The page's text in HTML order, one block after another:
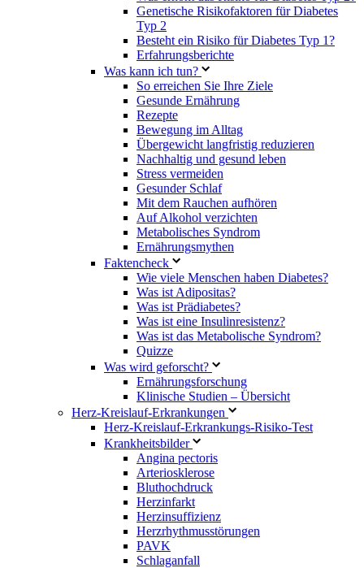
Genetische Risikofaktoren für Diabetes
Typ 2
Besteht ein Risiko für Diabetes Typ 1?
Erfahrungsberichte
Was kann ich tun?
So erreichen Sie Ihre Ziele
Gesunde Ernährung
Rezepte
Bewegung im Alltag
Übergewicht langfristig reduzieren
Nachhaltig und gesund leben
Stress vermeiden
Gesunder Schlaf
Mit dem Rauchen aufhören
Auf Alkohol verzichten
Metabolisches Syndrom
Ernährungsmythen
Faktencheck
Wie viele Menschen haben Diabetes?
Was ist Adipositas?
Was ist Prädiabetes?
Was ist eine Insulinresistenz?
Was ist das Metabolische Syndrom?
Quizze
Was wird geforscht?
Ernährungsforschung
Klinische Studien – Übersicht
Herz-Kreislauf-Erkrankungen
Herz-Kreislauf-Erkrankungs-Risiko-Test
Krankheitsbilder
Angina pectoris
Arteriosklerose
Bluthochdruck
Herzinfarkt
Herzinsuffizienz
Herzrhythmusstörungen
PAVK
Schlaganfall